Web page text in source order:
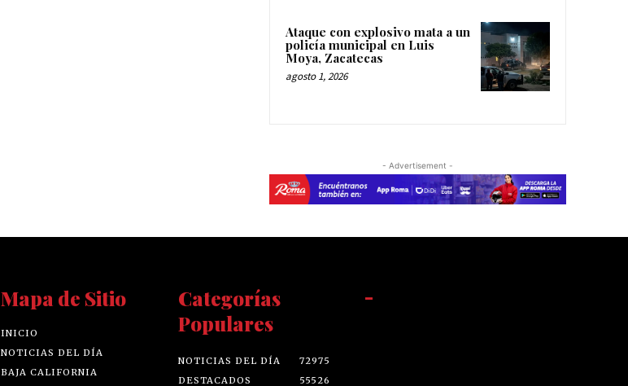
Ataque con explosivo mata a un
policía municipal en Luis
Moya, Zacatecas
agosto 1, 2026
- Advertisement -
Mapa de Sitio
INICIO
NOTICIAS DEL DÍA
BAJA CALIFORNIA
Categorías
Populares
NOTICIAS DEL DÍA
72975
DESTACADOS
55526
-